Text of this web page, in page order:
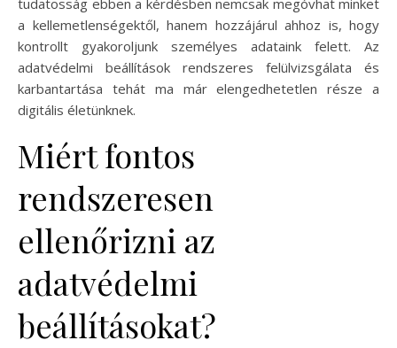
tudatosság ebben a kérdésben nemcsak megóvhat minket
a kellemetlenségektől, hanem hozzájárul ahhoz is, hogy
kontrollt gyakoroljunk személyes adataink felett. Az
adatvédelmi beállítások rendszeres felülvizsgálata és
karbantartása tehát ma már elengedhetetlen része a
digitális életünknek.
Miért fontos
rendszeresen
ellenőrizni az
adatvédelmi
beállításokat?